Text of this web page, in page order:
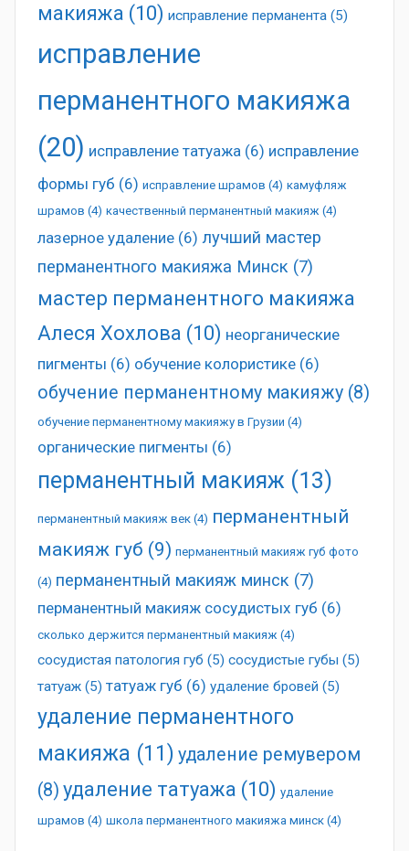
макияжа (10) исправление перманента (5)
исправление
перманентного макияжа
(20) исправление татуажа (6) исправление
формы губ (6) исправление шрамов (4) камуфляж
шрамов (4) качественный перманентный макияж (4)
лазерное удаление (6) лучший мастер
перманентного макияжа Минск (7)
мастер перманентного макияжа
Алеся Хохлова (10) неорганические
пигменты (6) обучение колористике (6)
обучение перманентному макияжу (8)
обучение перманентному макияжу в Грузии (4)
органические пигменты (6)
перманентный макияж (13)
перманентный макияж век (4) перманентный
макияж губ (9) перманентный макияж губ фото
(4) перманентный макияж минск (7)
перманентный макияж сосудистых губ (6)
сколько держится перманентный макияж (4)
сосудистая патология губ (5) сосудистые губы (5)
татуаж (5) татуаж губ (6) удаление бровей (5)
удаление перманентного
макияжа (11) удаление ремувером
(8) удаление татуажа (10) удаление
шрамов (4) школа перманентного макияжа минск (4)